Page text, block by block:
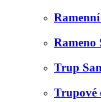
Ramenní
Rameno
Trup
Trupové